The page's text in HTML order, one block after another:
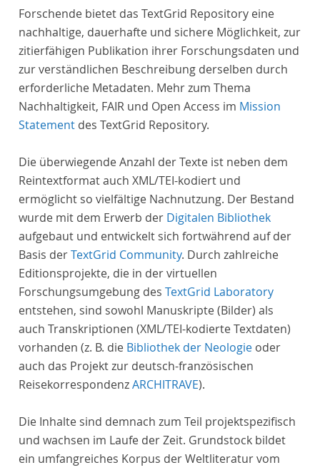
Forschende bietet das TextGrid Repository eine
nachhaltige, dauerhafte und sichere Möglichkeit, zur
zitierfähigen Publikation ihrer Forschungsdaten und
zur verständlichen Beschreibung derselben durch
erforderliche Metadaten. Mehr zum Thema
Nachhaltigkeit, FAIR und Open Access im Mission
Statement des TextGrid Repository.
Die überwiegende Anzahl der Texte ist neben dem
Reintextformat auch XML/TEI-kodiert und
ermöglicht so vielfältige Nachnutzung. Der Bestand
wurde mit dem Erwerb der Digitalen Bibliothek
aufgebaut und entwickelt sich fortwährend auf der
Basis derTextGrid Community. Durch zahlreiche
Editionsprojekte, die in der virtuellen
Forschungsumgebung des TextGrid Laboratory
entstehen, sind sowohl Manuskripte (Bilder) als
auch Transkriptionen (XML/TEI-kodierte Textdaten)
vorhanden (z. B. die Bibliothek der Neologie oder
auch das Projekt zur deutsch-französischen
ReisekorrespondenzARCHITRAVE).
Die Inhalte sind demnach zum Teil projektspezifisch
und wachsen im Laufe der Zeit. Grundstock bildet
ein umfangreiches Korpus der Weltliteratur vom